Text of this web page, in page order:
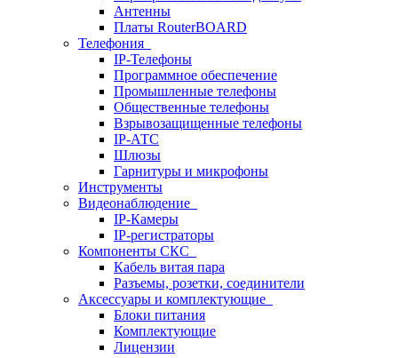
Антенны
Платы RouterBOARD
Телефония
IP-Телефоны
Программное обеспечение
Промышленные телефоны
Общественные телефоны
Взрывозащищенные телефоны
IP-АТС
Шлюзы
Гарнитуры и микрофоны
Инструменты
Видеонаблюдение
IP-Камеры
IP-регистраторы
Компоненты СКС
Кабель витая пара
Разъемы, розетки, соединители
Аксессуары и комплектующие
Блоки питания
Комплектующие
Лицензии